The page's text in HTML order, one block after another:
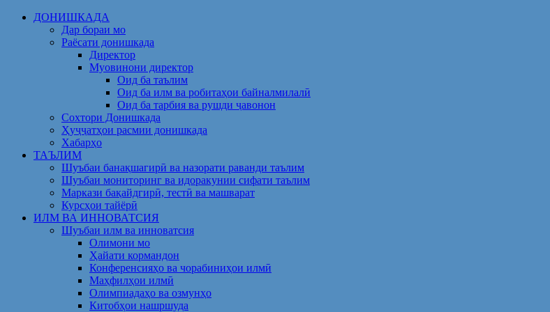
Skip
ДОНИШКАДА
Дар бораи мо
Раёсати донишкада
Директор
Муовинони директор
Оид ба таълим
Оид ба илм ва робитаҳои байналмилалӣ
Оид ба тарбия ва рушди ҷавонон
Сохтори Донишкада
Ҳуҷҷатҳои расмии донишкада
Хабарҳо
ТАЪЛИМ
Шуъбаи банақшагирӣ ва назорати раванди таълим
Шуъбаи мониторинг ва идоракунии сифати таълим
Маркази бақайдгирӣ, тестӣ ва машварат
Курсҳои тайёрӣ
ИЛМ ВА ИННОВАТСИЯ
Шуъбаи илм ва инноватсия
Олимони мо
Ҳайати кормандон
Конференсияҳо ва чорабиниҳои илмӣ
Маҳфилҳои илмӣ
Олимпиадаҳо ва озмунҳо
Китобҳои нашршуда